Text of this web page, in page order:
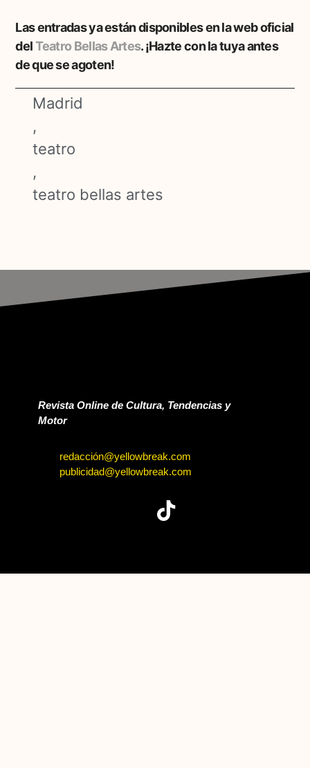
Las entradas ya están disponibles en la web oficial
delTeatro Bellas Artes. ¡Hazte con la tuya antes
de que se agoten!
Madrid
,
teatro
,
teatro bellas artes
Revista Online de Cultura, Tendencias y
Motor
redacción@yellowbreak.com
publicidad@yellowbreak.com